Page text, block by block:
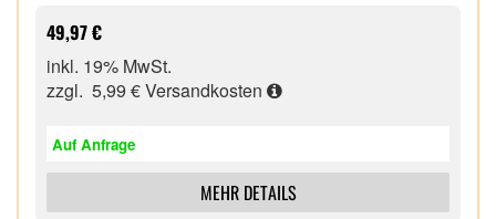
49,97 €
inkl. 19% MwSt.
zzgl. 5,99 €Versandkosten
Auf Anfrage
MEHR DETAILS